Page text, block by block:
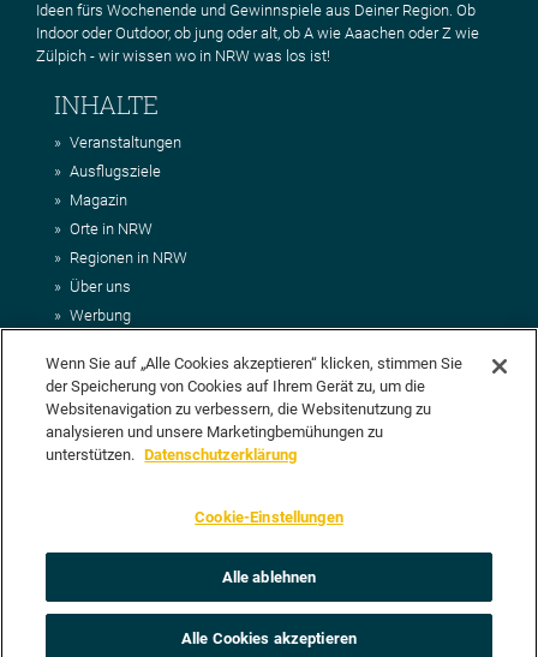
Ideen fürs Wochenende und Gewinnspiele aus Deiner Region. Ob
Indoor oder Outdoor, ob jung oder alt, ob A wie Aaachen oder Z wie
Zülpich - wir wissen wo in NRW was los ist!
INHALTE
Veranstaltungen
Ausflugsziele
Magazin
Orte in NRW
Regionen in NRW
Über uns
Werbung
Impressum
AGB
Datenschutz
DEIN VORSCHLAG FÜR NRWHITS
vorschlagen? Klasse, dann nutze doch einfach
Unsere Redaktion wird Deinen Vorschlag dann so schnell wie
Wenn Sie auf „Alle Cookies akzeptieren“ klicken, stimmen Sie
der Speicherung von Cookies auf Ihrem Gerät zu, um die
Websitenavigation zu verbessern, die Websitenutzung zu
analysieren und unsere Marketingbemühungen zu
unterstützen. Datenschutzerklärung
Cookie-Einstellungen
Alle ablehnen
Alle Cookies akzeptieren